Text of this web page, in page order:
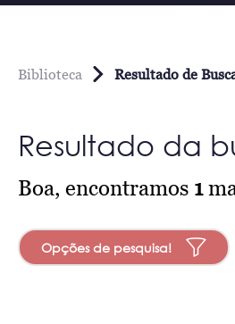
Biblioteca Resultado de
Resultado da
Boa, encontramos 1
Opções de pesquisa!